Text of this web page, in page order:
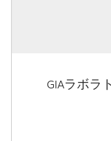
GIAラボラ